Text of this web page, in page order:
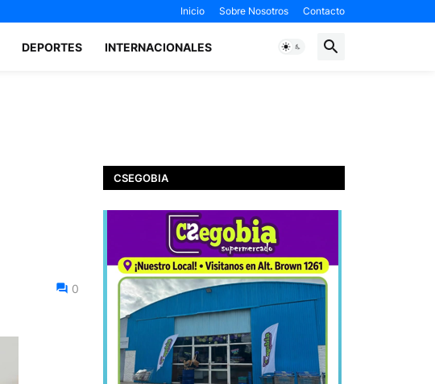
Inicio Sobre Nosotros Contacto
DEPORTES INTERNACIONALES
0
CSEGOBIA